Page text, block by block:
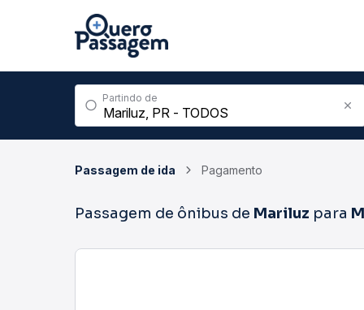
Partindo de
Passagem de ida Pagamento
Passagem de ônibus de Mariluz para